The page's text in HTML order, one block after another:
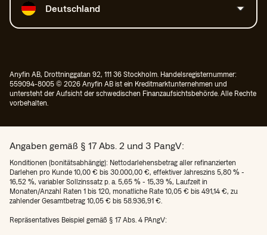
Deutschland
Anyfin AB, Drottninggatan 92, 111 36 Stockholm. Handelsregisternummer:
559094-8005 © 2026 Anyfin AB ist ein Kreditmarktunternehmen und
untersteht der Aufsicht der schwedischen Finanzaufsichtsbehörde. Alle Rechte
vorbehalten.
Angaben gemäß § 17 Abs. 2 und 3 PangV:
Konditionen (bonitätsabhängig): Nettodarlehensbetrag aller refinanzierten
Darlehen pro Kunde 10,00 € bis 30.000,00 €, effektiver Jahreszins 5,80 % -
16,52 %, variabler Sollzinssatz p. a. 5,65 % - 15,39 %, Laufzeit in
Monaten/Anzahl Raten 1 bis 120, monatliche Rate 10,05 € bis 491,14 €, zu
zahlender Gesamtbetrag 10,05 € bis 58.936,91 €.
Repräsentatives Beispiel gemäß § 17 Abs. 4 PAngV: